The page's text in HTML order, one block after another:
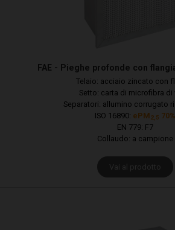
FAE - Pieghe profonde con
Telaio: acciaio zincato con
Setto: carta di microfibra di
Separatori: allumino corrugato
ISO 16890: ePM2,5 70%
EN 779: F7
Collaudo: a campione
Vai al prodotto